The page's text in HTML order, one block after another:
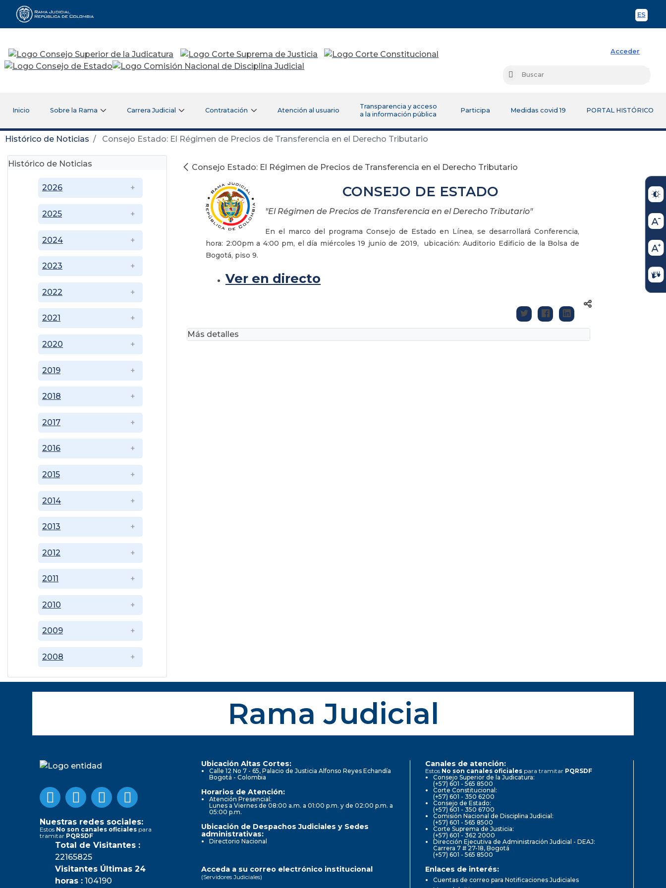
ES
Rama Judicial
Acceder
Buscar
Inicio Sobre la Rama Carrera Judicial Contratación Atención al usuario
Transparencia y acceso
a la información pública
Participa Medidas covid 19 PORTAL HISTÓRICO
Histórico de Noticias Consejo Estado: El Régimen de Precios de Transferencia en el Derecho Tributario
Histórico de Noticias
2008
2009
2010
2011
2012
2013
2014
2015
2016
2017
2018
2019
2020
2021
2022
2023
2024
2025
2026
Consejo Estado: El Régimen de Precios de Transferencia en el Derecho Tributario
CONSEJO DE ESTADO
"El Régimen de Precios de Transferencia en el Derecho Tributario"
En el marco del programa Consejo de Estado en Línea, se desarrollará Conferencia,
hora: 2:00pm a 4:00 pm, el día miércoles 19 junio de 2019, ubicación: Auditorio Edificio de la Bolsa de
Bogotá, piso 9.
Ver en directo
Más detalles
Rama Judicial
Nuestras redes sociales:
Estos No son canales oficiales para
tramitar PQRSDF
Total de Visitantes :
22165825
Visitantes Últimas 24
horas : 104190
Ubicación Altas Cortes:
Calle 12 No 7 - 65, Palacio de Justicia Alfonso Reyes Echandía
Bogotá - Colombia
Horarios de Atención:
Atención Presencial:
Lunes a Viernes de 08:00 a.m. a 01:00 p.m. y de 02:00 p.m. a
05:00 p.m.
Ubicación de Despachos Judiciales y Sedes
administrativas:
Directorio Nacional
Canales de atención:
Estos No son canales oficiales para tramitar PQRSDF
Consejo Superior de la Judicatura:
(+57) 601 - 565 8500
Corte Constitucional:
(+57) 601 - 350 6200
Consejo de Estado:
(+57) 601 - 350 6700
Comisión Nacional de Disciplina Judicial:
(+57) 601 - 565 8500
Corte Suprema de Justicia:
(+57) 601 - 362 2000
Dirección Ejecutiva de Administración Judicial - DEAJ:
Carrera 7 # 27-18, Bogotá
(+57) 601 - 565 8500
Acceda a su correo electrónico institucional
(Servidores Judiciales)
Enlaces de interés:
Cuentas de correo para Notificaciones Judiciales